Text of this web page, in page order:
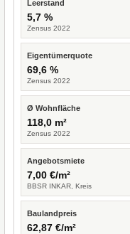
Leerstand
5,7 %
Zensus 2022
Eigentümerquote
69,6 %
Zensus 2022
Ø Wohnfläche
118,0 m²
Zensus 2022
Angebotsmiete
7,00 €/m²
BBSR INKAR, Kreis
Baulandpreis
62,87 €/m²